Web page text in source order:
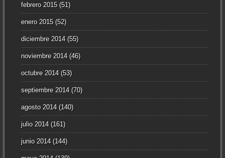
febrero 2015(51)
enero 2015(52)
diciembre 2014(55)
noviembre 2014(46)
octubre 2014(53)
septiembre 2014(70)
agosto 2014(140)
julio 2014(161)
junio 2014(144)